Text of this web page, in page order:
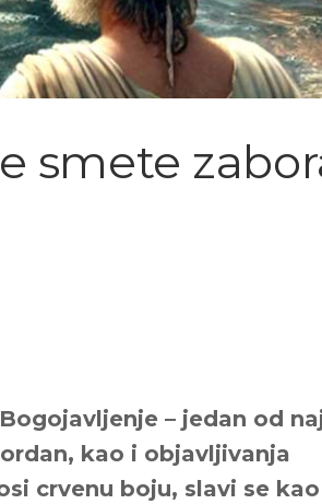
smete
– jedan od
kao i objavljivanja
crvenu boju, slavi se